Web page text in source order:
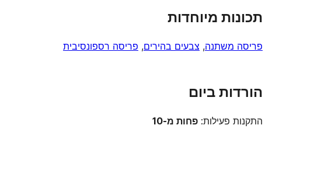
תכונות מיוחדות
פריסה משתנה, צבעים בהירים, פריסה רספונסיבית
הורדות ביום
התקנות פעילות: פחות מ-10